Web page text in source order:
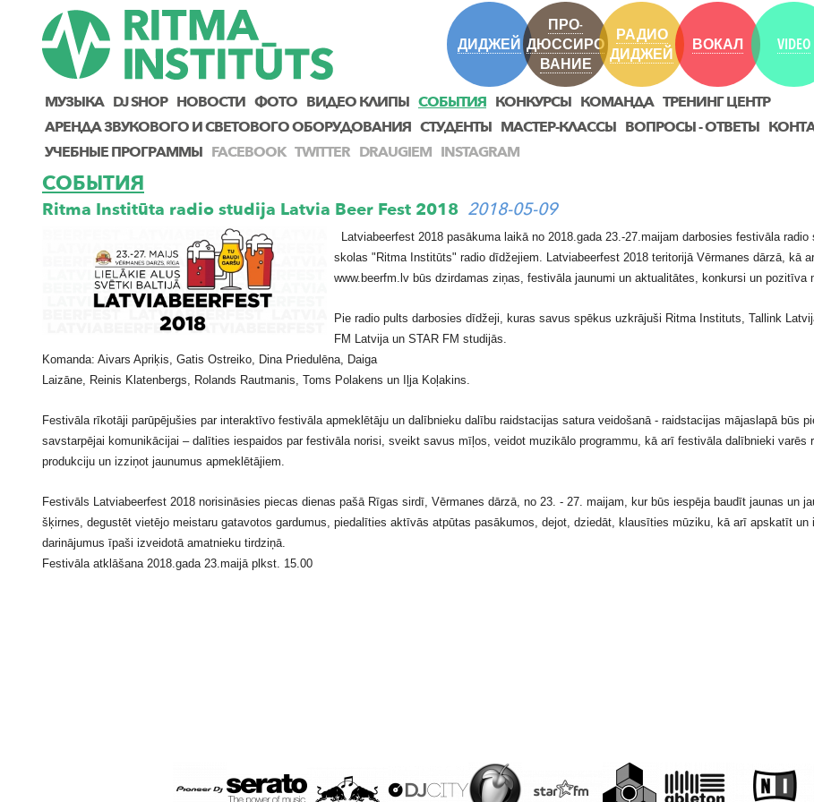
ДИДЖЕЙ
ПРО-
ДЮССИРО
ВАНИЕ
РАДИО
ДИДЖЕЙ
ВОКАЛ VIDEO
МУЗЫКА DJ SHOP НОВОСТИ ФОТО ВИДЕО КЛИПЫ СОБЫТИЯ КОНКУРСЫ КОМАНДА ТРЕНИНГ ЦЕНТР
AРЕНДА ЗВУКОВОГО И СВЕТОВОГО ОБОРУДОВАНИЯ СТУДЕНТЫ МАСТЕР-КЛАССЫ ВОПРОСЫ - ОТВЕТЫ
УЧЕБНЫЕ ПРОГРАММЫ FACEBOOK TWITTER DRAUGIEM INSTAGRAM
СОБЫТИЯ
Ritma Institūta radio studija Latvia Beer Fest 2018 2018-05-09
Latviabeerfest 2018 pasākuma laikā no 2018.gada 23.-27.maijam darbosies festivāla radio
skolas "Ritma Institūts" radio dīdžejiem. Latviabeerfest 2018 teritorijā Vērmanes dārzā, kā
www.beerfm.lv būs dzirdamas ziņas, festivāla jaunumi un aktualitātes, konkursi un pozitīva
Pie radio pults darbosies dīdžeji, kuras savus spēkus uzkrājuši Ritma Instituts, Tallink
FM Latvija un STAR FM studijās.
Komanda: Aivars Apriķis, Gatis Ostreiko, Dina Priedulēna, Daiga
Laizāne, Reinis Klatenbergs, Rolands Rautmanis, Toms Polakens un Iļja Koļakins.
Festivāla rīkotāji parūpējušies par interaktīvo festivāla apmeklētāju un dalībnieku dalību raidstacijas satura veidošanā - raidstacijas mājaslapā būs
savstarpējai komunikācijai – dalīties iespaidos par festivāla norisi, sveikt savus mīļos, veidot muzikālo programmu, kā arī festivāla dalībnieki varēs
produkciju un izziņot jaunumus apmeklētājiem.
Festivāls Latviabeerfest 2018 norisināsies piecas dienas pašā Rīgas sirdī, Vērmanes dārzā, no 23. - 27. maijam, kur būs iespēja baudīt jaunas un
šķirnes, degustēt vietējo meistaru gatavotos gardumus, piedalīties aktīvās atpūtas pasākumos, dejot, dziedāt, klausīties mūziku, kā arī apskatīt un
darinājumus īpaši izveidotā amatnieku tirdziņā.
Festivāla atklāšana 2018.gada 23.maijā plkst. 15.00